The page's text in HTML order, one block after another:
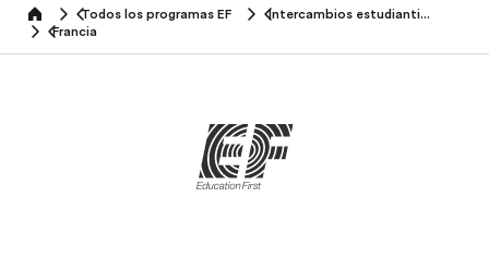
home Todos los programas EF
Intercambios estudiantiles
Francia